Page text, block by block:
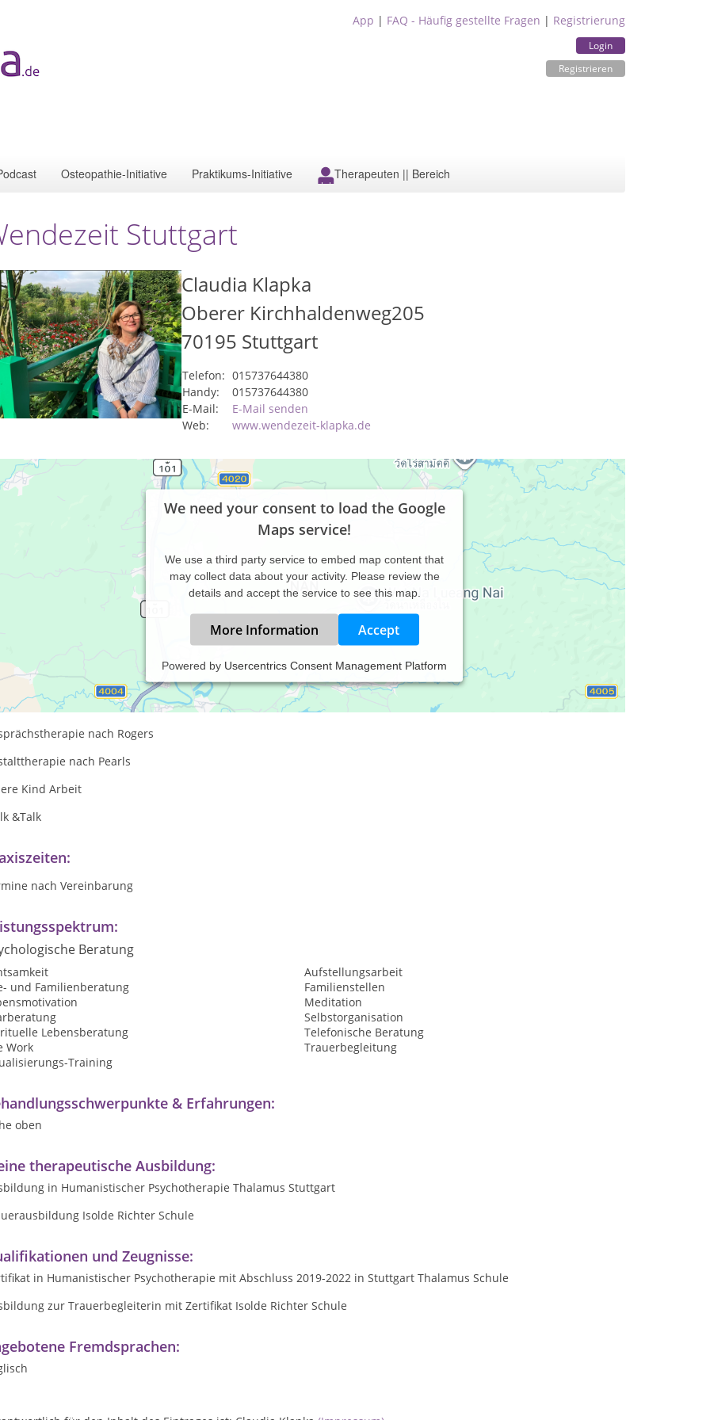
App | FAQ - Häufig gestellte Fragen | Registrierung
Login
Registrieren
Osteopathie-Initiative Praktikums-Initiative Therapeuten || Bereich
Stuttgart
Claudia Klapka
Oberer Kirchhaldenweg205
70195 Stuttgart
Telefon: 015737644380
Handy:
015737644380
E-Mail:
E-Mail senden
Web:
www.wendezeit-klapka.de
We need your consent to load the Google
Maps service!
We use a third party service to embed map content that
may collect data about your activity. Please review the
details and accept the service to see this map.
More Information Accept
Powered by Usercentrics Consent Management Platform
Beratung
nach Rogers
nach Pearls
Kind Arbeit
&Talk
nach Vereinbarung
Beratung
Aufstellungsarbeit
und Familienberatung
Familienstellen
Meditation
Selbstorganisation
Lebensberatung
Telefonische Beratung
Work
Trauerbegleitung
Training
& Erfahrungen:
oben
therapeutische Ausbildung:
in Humanistischer Psychotherapie Thalamus Stuttgart
Isolde Richter Schule
und Zeugnisse:
in Humanistischer Psychotherapie mit Abschluss 2019-2022 in Stuttgart Thalamus Schule
zur Trauerbegleiterin mit Zertifikat Isolde Richter Schule
Fremdsprachen: